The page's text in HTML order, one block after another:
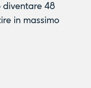
diventare 48
in massimo